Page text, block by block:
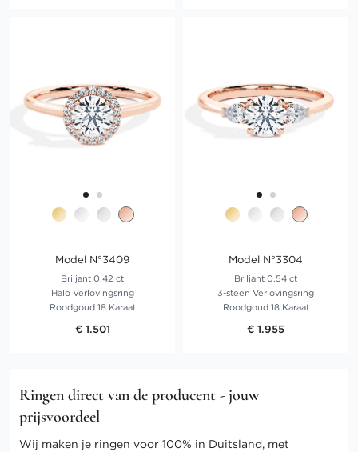
Model N°3409
Briljant 0.42 ct
Halo Verlovingsring
Roodgoud 18 Karaat
€ 1.501
Model N°3304
Briljant 0.54 ct
3-steen Verlovingsring
Roodgoud 18 Karaat
€ 1.955
Ringen direct van de producent - jouw
prijsvoordeel
Wij maken je ringen voor 100% in Duitsland, met